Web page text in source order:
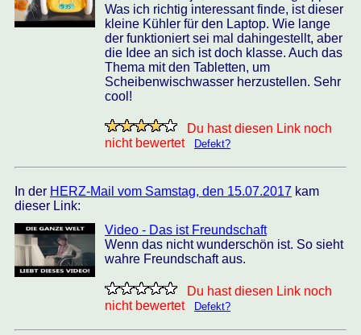
Was ich richtig interessant finde, ist dieser
kleine Kühler für den Laptop. Wie lange
der funktioniert sei mal dahingestellt, aber
die Idee an sich ist doch klasse. Auch das
Thema mit den Tabletten, um
Scheibenwischwasser herzustellen. Sehr
cool!
Du hast diesen Link noch
nicht bewertet
Defekt?
In der HERZ-Mail vom Samstag, den 15.07.2017 kam
dieser Link:
Video - Das ist Freundschaft
Wenn das nicht wunderschön ist. So sieht
wahre Freundschaft aus.
Du hast diesen Link noch
nicht bewertet
Defekt?